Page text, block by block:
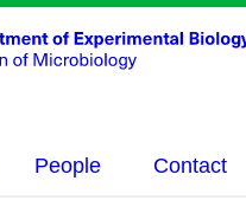
People Contact